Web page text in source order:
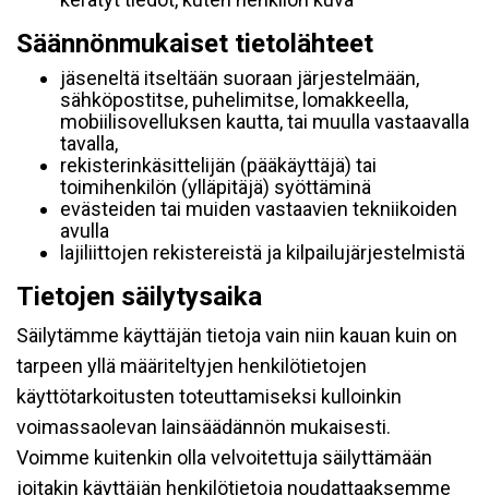
Säännönmukaiset tietolähteet
jäseneltä itseltään suoraan järjestelmään,
sähköpostitse, puhelimitse, lomakkeella,
mobiilisovelluksen kautta, tai muulla vastaavalla
tavalla,
rekisterinkäsittelijän (pääkäyttäjä) tai
toimihenkilön (ylläpitäjä) syöttäminä
evästeiden tai muiden vastaavien tekniikoiden
avulla
lajiliittojen rekistereistä ja kilpailujärjestelmistä
Tietojen säilytysaika
Säilytämme käyttäjän tietoja vain niin kauan kuin on
tarpeen yllä määriteltyjen henkilötietojen
käyttötarkoitusten toteuttamiseksi kulloinkin
voimassaolevan lainsäädännön mukaisesti.
Voimme kuitenkin olla velvoitettuja säilyttämään
joitakin käyttäjän henkilötietoja noudattaaksemme